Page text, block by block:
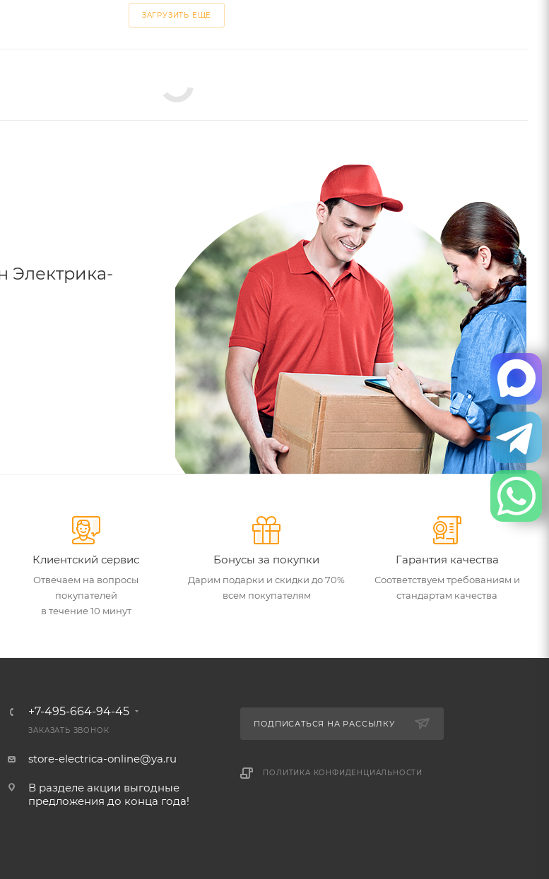
ЗАГРУЗИТЬ ЕЩЕ
Электрика-
Клиентский сервис
Отвечаем на вопросы
покупателей
в течение 10 минут
Бонусы за покупки
Дарим подарки и скидки до 70%
всем покупателям
Гарантия качества
Соответствуем требованиям и
стандартам качества
+7-495-664-94-45
ЗАКАЗАТЬ ЗВОНОК
store-electrica-online@ya.ru
В разделе акции выгодные
предложения до конца года!
ПОДПИСАТЬСЯ НА РАССЫЛКУ
ПОЛИТИКА КОНФИДЕНЦИАЛЬНОСТИ